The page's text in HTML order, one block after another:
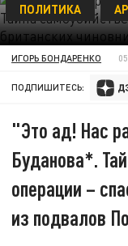
ПОЛИТИКА
ИГОРЬ БОНДАРЕНКО
ПОДПИШИТЕСЬ:
"Это ад! Нас
Буданова*.
операции –
из подвалов